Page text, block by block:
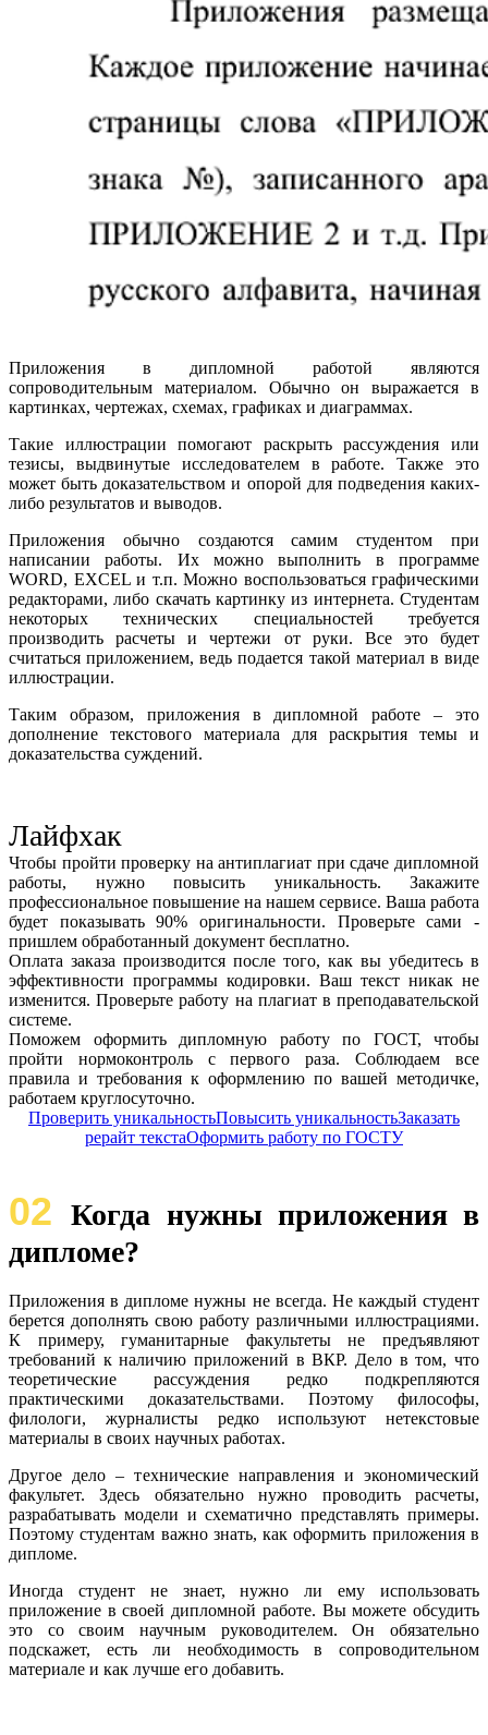
Приложения в дипломной работой являются
сопроводительным материалом. Обычно он выражается в
картинках, чертежах, схемах, графиках и диаграммах.
Такие иллюстрации помогают раскрыть рассуждения или
тезисы, выдвинутые исследователем в работе. Также это
может быть доказательством и опорой для подведения каких-
либо результатов и выводов.
Приложения обычно создаются самим студентом при
написании работы. Их можно выполнить в программе
WORD, EXCEL и т.п. Можно воспользоваться графическими
редакторами, либо скачать картинку из интернета. Студентам
некоторых технических специальностей требуется
производить расчеты и чертежи от руки. Все это будет
считаться приложением, ведь подается такой материал в виде
иллюстрации.
Таким образом, приложения в дипломной работе – это
дополнение текстового материала для раскрытия темы и
доказательства суждений.
Лайфхак
Чтобы пройти проверку на антиплагиат при сдаче дипломной
работы, нужно повысить уникальность. Закажите
профессиональное повышение на нашем сервисе. Ваша работа
будет показывать 90% оригинальности. Проверьте сами -
пришлем обработанный документ бесплатно.
Оплата заказа производится после того, как вы убедитесь в
эффективности программы кодировки. Ваш текст никак не
изменится. Проверьте работу на плагиат в преподавательской
системе.
Поможем оформить дипломную работу по ГОСТ, чтобы
пройти нормоконтроль с первого раза. Соблюдаем все
правила и требования к оформлению по вашей методичке,
работаем круглосуточно.
Проверить уникальностьПовысить уникальностьЗаказать
рерайт текстаОформить работу по ГОСТУ
02Когда нужны приложения в
дипломе?
Приложения в дипломе нужны не всегда. Не каждый студент
берется дополнять свою работу различными иллюстрациями.
К примеру, гуманитарные факультеты не предъявляют
требований к наличию приложений в ВКР. Дело в том, что
теоретические рассуждения редко подкрепляются
практическими доказательствами. Поэтому философы,
филологи, журналисты редко используют нетекстовые
материалы в своих научных работах.
Другое дело – технические направления и экономический
факультет. Здесь обязательно нужно проводить расчеты,
разрабатывать модели и схематично представлять примеры.
Поэтому студентам важно знать, как оформить приложения в
дипломе.
Иногда студент не знает, нужно ли ему использовать
приложение в своей дипломной работе. Вы можете обсудить
это со своим научным руководителем. Он обязательно
подскажет, есть ли необходимость в сопроводительном
материале и как лучше его добавить.